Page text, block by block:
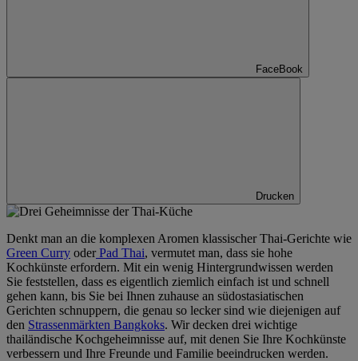
FaceBook
Drucken
Denkt man an die komplexen Aromen klassischer Thai-Gerichte wie
Green Curry oderPad Thai, vermutet man, dass sie hohe
Kochkünste erfordern. Mit ein wenig Hintergrundwissen werden
Sie feststellen, dass es eigentlich ziemlich einfach ist und schnell
gehen kann, bis Sie bei Ihnen zuhause an südostasiatischen
Gerichten schnuppern, die genau so lecker sind wie diejenigen auf
den Strassenmärkten Bangkoks. Wir decken drei wichtige
thailändische Kochgeheimnisse auf, mit denen Sie Ihre Kochkünste
verbessern und Ihre Freunde und Familie beeindrucken werden.